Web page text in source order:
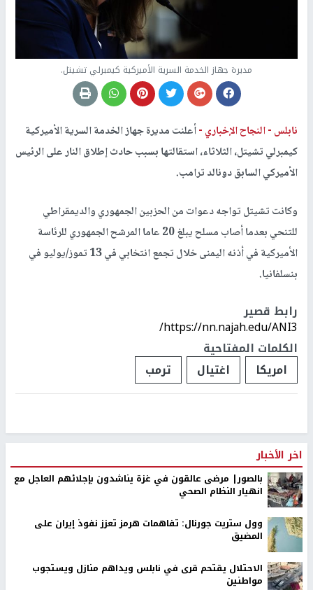
مديرة جهاز الخدمة السرية الأميركية كيمبرلي تشيتل.
نابلس -النجاح الإخباري -أعلنت مديرة جهاز الخدمة السرية الأميركية
كيمبرلي تشيتل، الثلاثاء، استقالتها بسبب حادث إطلاق النار على الرئيس
الأميركي السابق دونالد ترامب.
وكانت تشيتل تواجه دعوات من الحزبين الجمهوري والديمقراطي
للتنحي بعدما أصاب مسلح يبلغ 20 عاما المرشح الجمهوري للرئاسة
الأميركية في أذنه اليمنى خلال تجمع انتخابي في 13 تموز/يوليو في
بنسلفانيا.
رابط قصير
https://nn.najah.edu/ANI3/
الكلمات المفتاحية
امريكا
اغتيال ترمب
اخر الأخبار
بالصور| مرضى عالقون في غزة يناشدون بإجلائهم العاجل مع
انهيار النظام الصحي
وول ستريت جورنال: تفاهمات هرمز تعزز نفوذ إيران على
المضيق
الاحتلال يقتحم قرى في نابلس ويداهم منازل ويستجوب
مواطنين